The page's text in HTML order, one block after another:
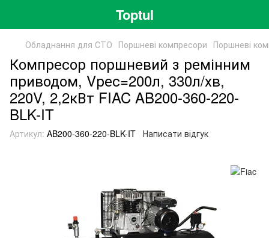
Toptul
Обладнання для СТО Поршневі компресори Поршневі
Компресор поршневий з ремінним
приводом, Vрес=200л, 330л/хв,
220V, 2,2кВт FIAC AB200-360-220-
BLK-IT
Артикул: AB200-360-220-BLK-IT Написати відгук